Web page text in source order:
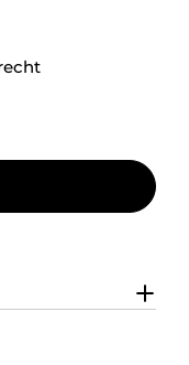
Ersetzt TNP-
(170614)